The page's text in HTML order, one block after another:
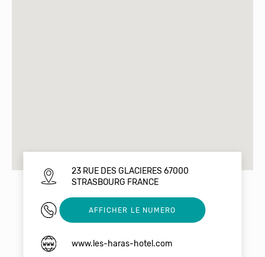
23 RUE DES GLACIERES 67000
STRASBOURG FRANCE
03 90 20 50 25
AFFICHER LE NUMERO
www.les-haras-hotel.com